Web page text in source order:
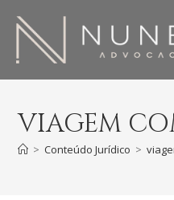
VIAGEM
> Conteúdo Jurídico >